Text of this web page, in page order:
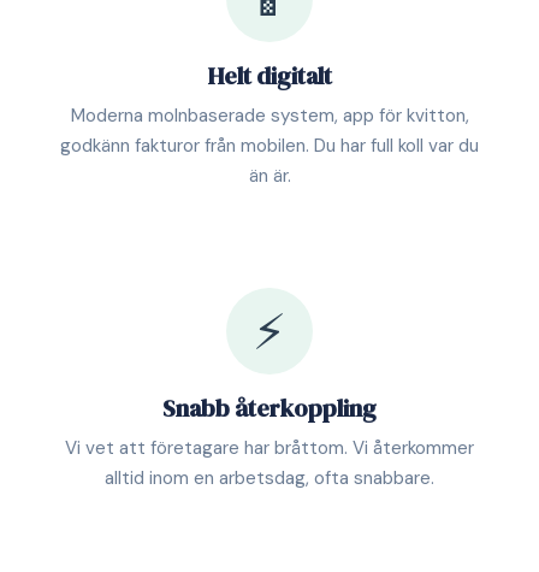
Helt digitalt
Moderna molnbaserade system, app för kvitton,
godkänn fakturor från mobilen. Du har full koll var du
än är.
⚡
Snabb återkoppling
Vi vet att företagare har bråttom. Vi återkommer
alltid inom en arbetsdag, ofta snabbare.